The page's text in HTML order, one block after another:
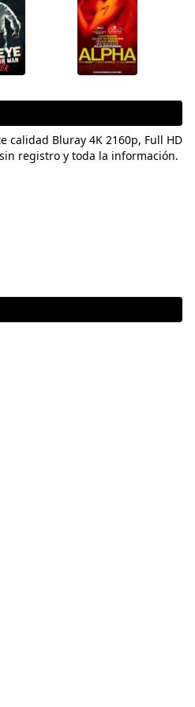
calidad Bluray 4K 2160p, Full HD
registro y toda la información.